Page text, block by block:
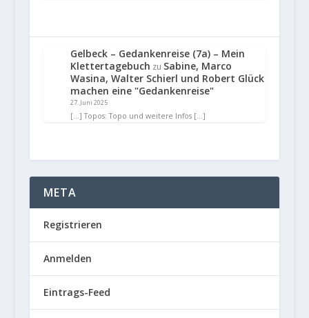
Gelbeck – Gedankenreise (7a) – Mein
Klettertagebuch zu Sabine, Marco
Wasina, Walter Schierl und Robert Glück
machen eine "Gedankenreise"
27. Juni 2025
[…] Topos: Topo und weitere Infos […]
META
Registrieren
Anmelden
Eintrags-Feed